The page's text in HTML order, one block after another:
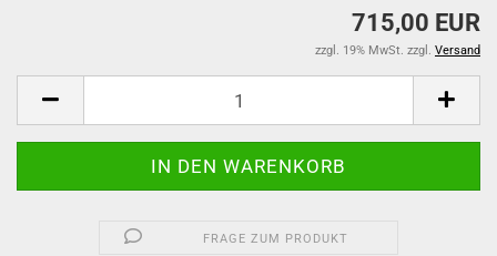
715,00 EUR
zzgl. 19% MwSt. zzgl. Versand
FRAGE ZUM PRODUKT